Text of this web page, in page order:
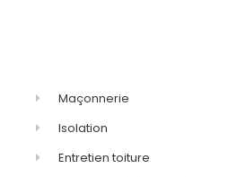
Maçonnerie
Isolation
Entretien toiture